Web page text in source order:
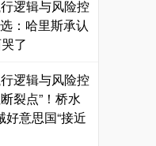
逻辑与风险控
：哈里斯承认
了
逻辑与风险控
裂点”！桥水
意思国“接近